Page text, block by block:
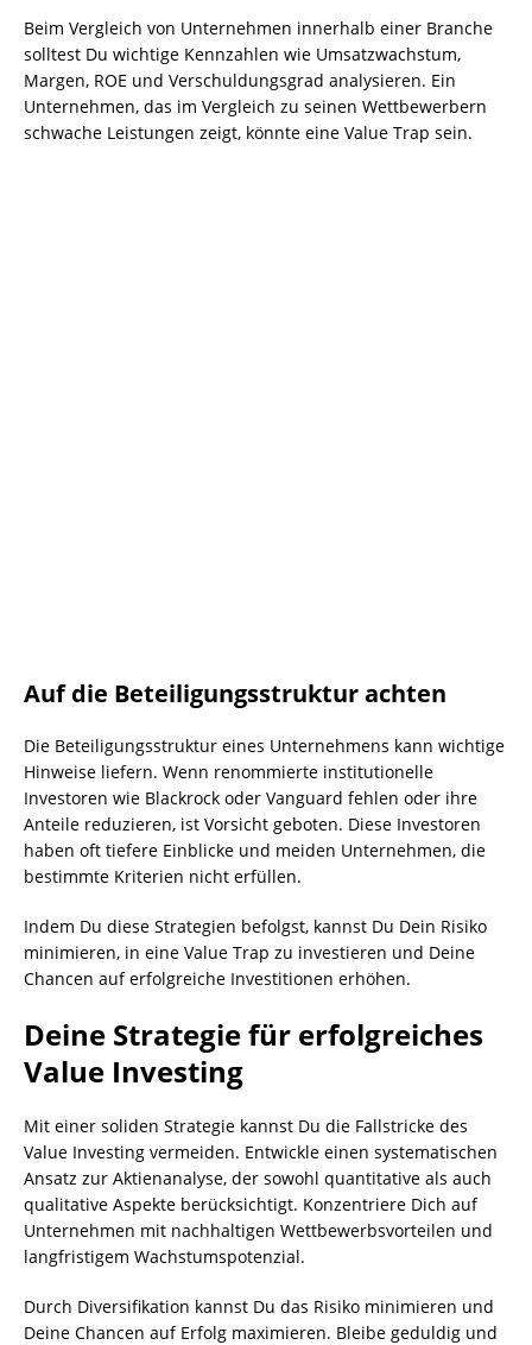
Beim Vergleich von Unternehmen innerhalb einer Branche
solltest Du wichtige Kennzahlen wie Umsatzwachstum,
Margen, ROE und Verschuldungsgrad analysieren. Ein
Unternehmen, das im Vergleich zu seinen Wettbewerbern
schwache Leistungen zeigt, könnte eine Value Trap sein.
Auf die Beteiligungsstruktur achten
Die Beteiligungsstruktur eines Unternehmens kann wichtige
Hinweise liefern. Wenn renommierte institutionelle
Investoren wie Blackrock oder Vanguard fehlen oder ihre
Anteile reduzieren, ist Vorsicht geboten. Diese Investoren
haben oft tiefere Einblicke und meiden Unternehmen, die
bestimmte Kriterien nicht erfüllen.
Indem Du diese Strategien befolgst, kannst Du Dein Risiko
minimieren, in eine Value Trap zu investieren und Deine
Chancen auf erfolgreiche Investitionen erhöhen.
Deine Strategie für erfolgreiches
Value Investing
Mit einer soliden Strategie kannst Du die Fallstricke des
Value Investing vermeiden. Entwickle einen systematischen
Ansatz zur Aktienanalyse, der sowohl quantitative als auch
qualitative Aspekte berücksichtigt. Konzentriere Dich auf
Unternehmen mit nachhaltigen Wettbewerbsvorteilen und
langfristigem Wachstumspotenzial.
Durch Diversifikation kannst Du das Risiko minimieren und
Deine Chancen auf Erfolg maximieren. Bleibe geduldig und